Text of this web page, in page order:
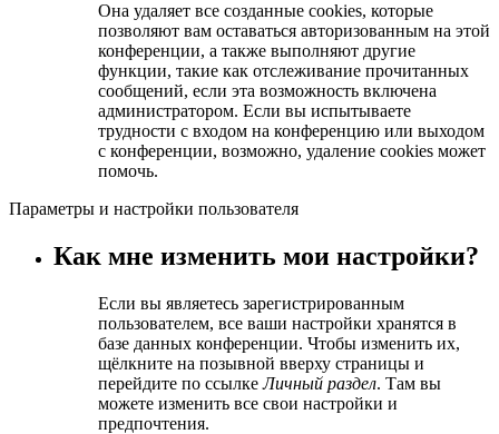
Она удаляет все созданные cookies, которые
позволяют вам оставаться авторизованным на этой
конференции, а также выполняют другие
функции, такие как отслеживание прочитанных
сообщений, если эта возможность включена
администратором. Если вы испытываете
трудности с входом на конференцию или выходом
с конференции, возможно, удаление cookies может
помочь.
Параметры и настройки пользователя
Как мне изменить мои настройки?
Если вы являетесь зарегистрированным
пользователем, все ваши настройки хранятся в
базе данных конференции. Чтобы изменить их,
щёлкните на позывной вверху страницы и
перейдите по ссылкеЛичный раздел. Там вы
можете изменить все свои настройки и
предпочтения.